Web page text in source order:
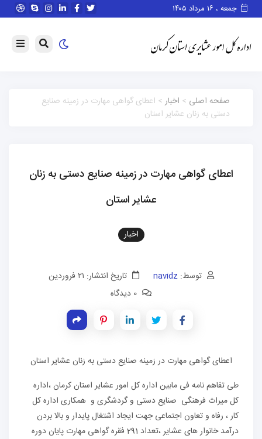
جمعه ، ۱۶ مرداد ۱۴۰۵
صفحه اصلی > اخبار> اعطای گواهی مهارت در زمینه صنایع
دستی به زنان عشایر استان
اعطای گواهی مهارت در زمینه صنایع دستی به زنان
عشایر استان
اخبار
توسط:navidz
تاریخ انتشار: ۲۱ فروردین
اعطای گواهی مهارت در زمینه صنایع دستی به زنان عشایر استان
طی تفاهم نامه فی مابین اداره کل امور عشایر استان کرمان ،اداره
کل میراث فرهنگی صنایع دستی و گردشگری و همکاری اداره کل
کار ، رفاه و تعاون اجتماعی جهت ایجاد اشتغال پایدار و بالا بردن
درآمد خانوار های عشایر ،تعداد 291 فقره گواهی مهارت پایان دوره